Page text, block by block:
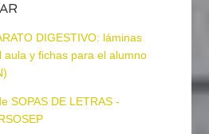
DIGESTIVO: láminas
aula y fichas para el alumno
SOPAS DE LETRAS -